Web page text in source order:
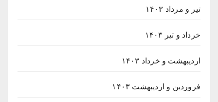
تیر و مرداد ۱۴۰۳
خرداد و تیر ۱۴۰۳
اردیبهشت و خرداد ۱۴۰۳
فروردین و اردیبهشت ۱۴۰۳